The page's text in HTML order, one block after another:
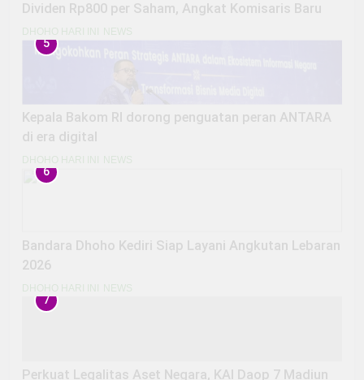
Dividen Rp800 per Saham, Angkat Komisaris Baru
DHOHO HARI INI NEWS
5
Kepala Bakom RI dorong penguatan peran ANTARA
di era digital
DHOHO HARI INI NEWS
6
Bandara Dhoho Kediri Siap Layani Angkutan Lebaran
2026
DHOHO HARI INI NEWS
7
Perkuat Legalitas Aset Negara, KAI Daop 7 Madiun